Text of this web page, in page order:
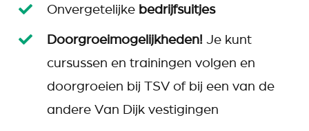
Onvergetelijke bedrijfsuitjes
Doorgroeimogelijkheden!Je kunt
cursussen en trainingen volgen en
doorgroeien bij TSV of bij een van de
andere Van Dijk vestigingen